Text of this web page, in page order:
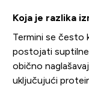
Koja je razlika
Termini se često
postojati suptilne
obično
uključujući